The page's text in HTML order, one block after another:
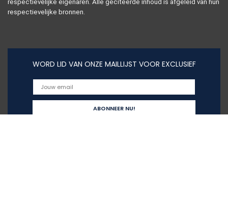
respectievelijke eigenaren. Alle geciteerde inhoud is afgeleid van hun
respectievelijke bronnen.
WORD LID VAN ONZE MAILLIJST VOOR EXCLUSIEF